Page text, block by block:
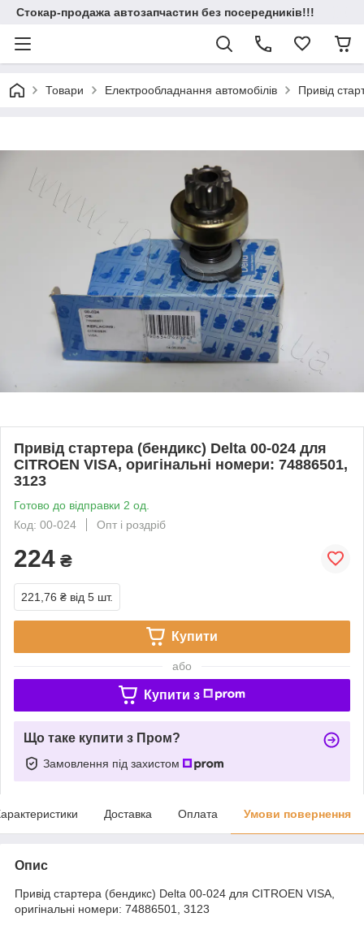
Стокар-продажа автозапчастин без посередників!!!
Товари Електрообладнання автомобілів Привід
Привід стартера (бендикс) Delta 00-024 для
CITROEN VISA, оригінальні номери: 74886501,
3123
Готово до відправки 2 од.
Код: 00-024
Опт і роздріб
224 ₴
221,76 ₴ від 5 шт.
Купити
або
Купити з
Що таке купити з Пром?
Замовлення під захистом
Доставка Оплата Умови повернення
Опис
Привід стартера (бендикс) Delta 00-024 для CITROEN VISA,
оригінальні номери: 74886501, 3123